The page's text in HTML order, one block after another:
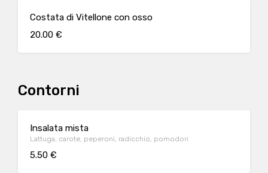
Costata di Vitellone con osso
20.00 €
Contorni
Insalata mista
Lattuga, carote, peperoni, radicchio, pomodori
5.50 €